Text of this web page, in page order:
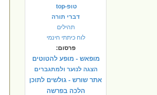
טופ-top
דברי תורה
תהילים
לוח כיתתי חינמי
פרסום:
מופאש - מופע להטוטים
הצגה לנוער ולמתגברים
אתר שורש - גולשים לתוכן
הלכה בפרשה